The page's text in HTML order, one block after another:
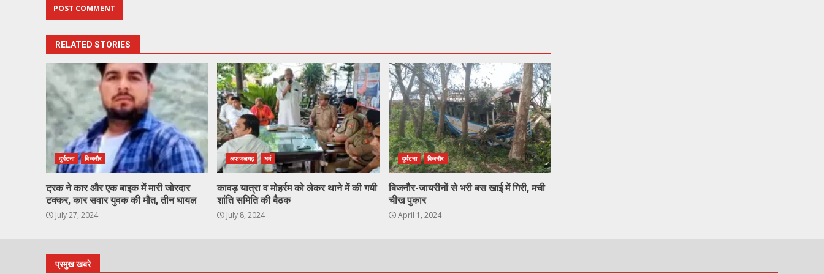
RELATED STORIES
दुर्घटना बिजनौर
ट्रक ने कार और एक बाइक में मारी जोरदार
टक्कर, कार सवार युवक की मौत, तीन घायल
July 27, 2024
अफजलगढ़ धर्म
कावड़ यात्रा व मोहर्रम को लेकर थाने में की गयी
शांति समिति की बैठक
July 8, 2024
दुर्घटना बिजनौर
बिजनौर-जायरीनों से भरी बस खाई में गिरी, मची
चीख पुकार
April 1, 2024
प्रमुख खबरे